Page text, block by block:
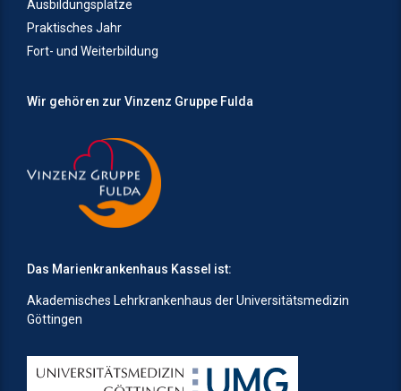
Ausbildungsplätze
Praktisches Jahr
Fort- und Weiterbildung
Wir gehören zur Vinzenz Gruppe Fulda
Das Marienkrankenhaus Kassel ist:
Akademisches Lehrkrankenhaus der Universitätsmedizin
Göttingen